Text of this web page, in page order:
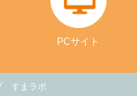
PCサイト
すまラボ